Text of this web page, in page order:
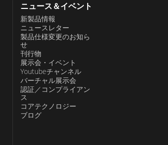
ニュース＆イベント
新製品情報
ニュースレター
製品仕様変更のお知ら
せ
刊行物
展示会・イベント
Youtubeチャンネル
バーチャル展示会
認証／コンプライアン
ス
コアテクノロジー
ブログ